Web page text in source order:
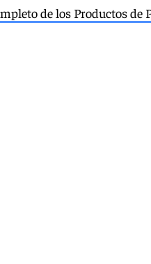
de los Productos de